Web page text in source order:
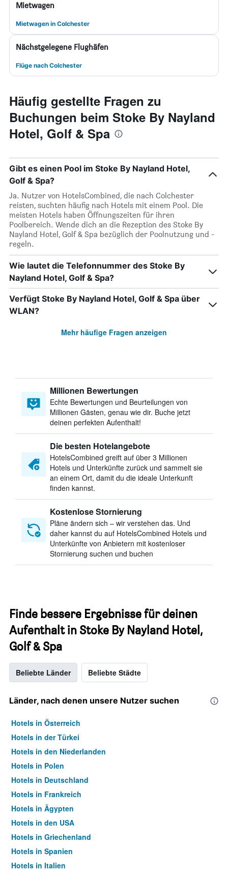
Mietwagen
Mietwagen in Colchester
Nächstgelegene Flughäfen
Flüge nach Colchester
Häufig gestellte Fragen zu
Buchungen beim Stoke By Nayland
Hotel, Golf & Spa
Gibt es einen Pool im Stoke By Nayland Hotel,
Golf & Spa?
Ja. Nutzer von HotelsCombined, die nach Colchester
reisten, suchten häufig nach Hotels mit einem Pool. Die
meisten Hotels haben Öffnungszeiten für ihren
Poolbereich. Wende dich an die Rezeption des Stoke By
Nayland Hotel, Golf & Spa bezüglich der Poolnutzung und -
regeln.
Wie lautet die Telefonnummer des Stoke By
Nayland Hotel, Golf & Spa?
Verfügt Stoke By Nayland Hotel, Golf & Spa über
WLAN?
Mehr häufige Fragen anzeigen
Millionen Bewertungen
Echte Bewertungen und Beurteilungen von
Millionen Gästen, genau wie dir. Buche jetzt
deinen perfekten Aufenthalt!
Die besten Hotelangebote
HotelsCombined greift auf über 3 Millionen
Hotels und Unterkünfte zurück und sammelt sie
an einem Ort, damit du die ideale Unterkunft
finden kannst.
Kostenlose Stornierung
Pläne ändern sich – wir verstehen das. Und
daher kannst du auf HotelsCombined Hotels und
Unterkünfte von Anbietern mit kostenloser
Stornierung suchen und buchen
Finde bessere Ergebnisse für deinen
Aufenthalt in Stoke By Nayland Hotel,
Golf & Spa
Beliebte Länder Beliebte Städte
Länder, nach denen unsere Nutzer suchen
Hotels in Österreich
Hotels in der Türkei
Hotels in den Niederlanden
Hotels in Polen
Hotels in Deutschland
Hotels in Frankreich
Hotels in Ägypten
Hotels in den USA
Hotels in Griechenland
Hotels in Spanien
Hotels in Italien